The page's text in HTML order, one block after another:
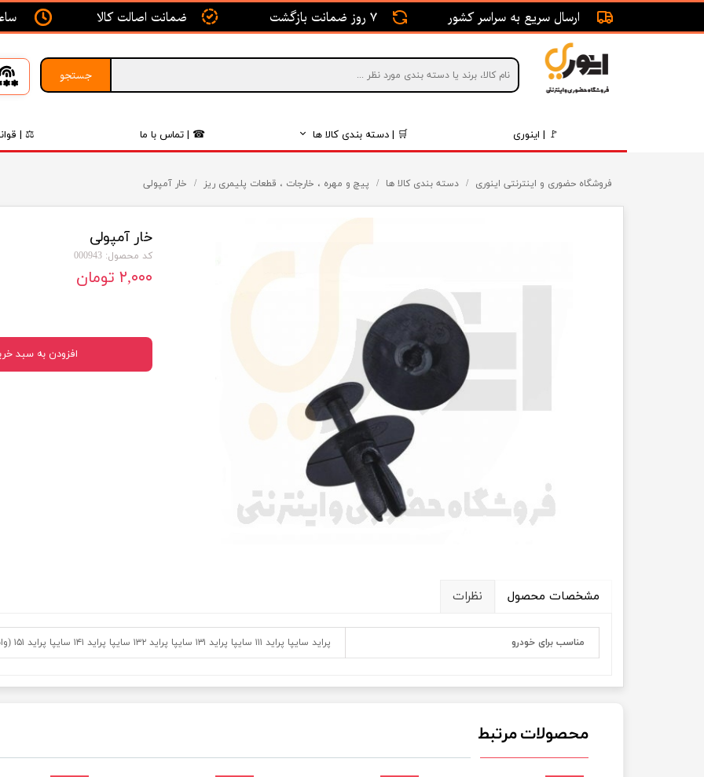
جستجو
🚩 | اینوری 🛒 | دسته بندی کالا ها
موتور و اگزوز
برقی و الکتریکی
قطعات داخلی
انتقال قدرت
فرمان، جلوبندی و ترمز
لوازم جانبی و اسپرت
بلبرینگ ماشین
کاسه نمد ماشین
☎ | تماس با ما ⚖ |
ارسال سریع به سراسر کشور 7 روز ضمانت بازگشت ضمانت اصالت کالا
فروشگاه حضوری و اینترنتی اینوری دسته بندی کالا ها پیچ و مهره ، خارجات ، قطعات پلیمری ریز خار آمپولی
خار آمپولی
کد محصول: 000943
۲,۰۰۰ تومان
افزودن به سبد
مشخصات محصول نظرات
مناسب برای خودرو پراید سایپا پراید ۱۱۱ سایپا پراید ۱۳۱ سایپا پراید ۱۳۲ سایپا پراید ۱۴۱ سایپا پراید ۱۵۱ (وانت) پراید X۱۰۰ پراید صبا پراید نسیم
محصولات مرتبط